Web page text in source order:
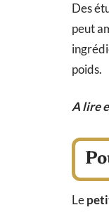
Des
peut
poids.
A lire
Le